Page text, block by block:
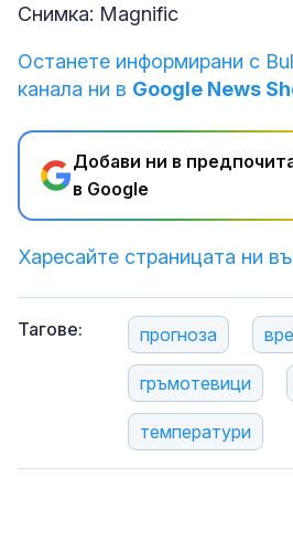
Снимка: Magnific
Останете информирани с
канала ни в Google News
Добави ни в
в Google
Харесайте страницата ни
Тагове: прогноза
гръмотевици
температури